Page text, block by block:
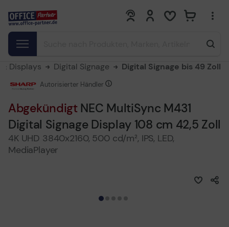
0 0
Displays Digital Signage Digital Signage bis 49 Zoll
AbgekündigtNEC MultiSync M431
Digital Signage Display 108 cm 42,5 Zoll
4K UHD 3840x2160, 500 cd/m², IPS, LED,
MediaPlayer
Autorisierter Händler